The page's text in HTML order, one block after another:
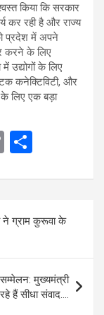
किया कि सरकार
कर रही है और राज्य
प्रदेश में अपने
करने के लिए
उद्योगों के लिए
कनेक्टिविटी, और
लिए एक बड़ा
C
py
Li
n
k
ar
ने ग्राम कुरूवा के
मुख्यमंत्री
हैं सीधा संवाद….